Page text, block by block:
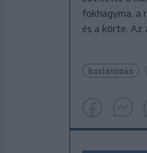
fokhagyma, a
és a körte. Az
korlátozás